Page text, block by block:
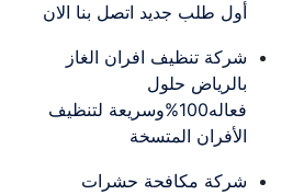
أول طلب جديد اتصل بنا الان
شركة تنظيف افران الغاز
بالرياض حلول
فعاله100%وسريعة لتنظيف
الأفران المتسخة
شركة مكافحة حشرات